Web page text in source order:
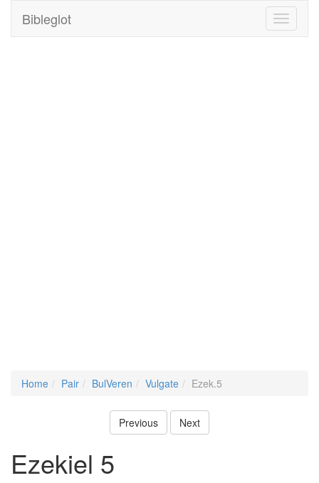
Toggle
Bibleglot
Home Pair BulVeren Vulgate Ezek.5
Previous Next
Ezekiel 5